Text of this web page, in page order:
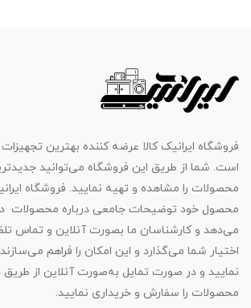
فروشگاه ایرانیک کالا عرضه کننده بهترین
است. شما از طریق این فروشگاه می‌توانید
محصولات را مشاهده و تهیه نمایید. فروشگاه
محصول خود توضیحات جامعی درباره محصولات در
می‌دهد و کارشناسان ما بصورت آنلاین و تماس
اختیار شما می‌گذارد و این امکان را فراهم
نمایید و در صورت تمایل به‌صورت آنلاین از طریق
محصولات را سفارش و خریداری نمایید.